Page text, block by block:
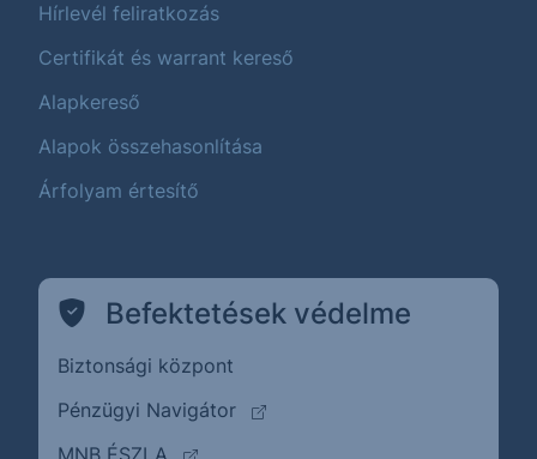
Hírlevél feliratkozás
Certifikát és warrant kereső
Alapkereső
Alapok összehasonlítása
Árfolyam értesítő
Befektetések védelme
Biztonsági központ
Pénzügyi Navigátor
(külső oldalra ugrik)
(külső oldalra ugrik)